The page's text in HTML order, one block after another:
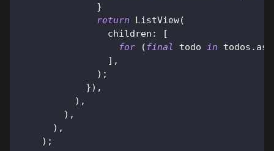
}
return
ListView(
                children
:
[
for
( final todo in todos .
] ,
) ;
}) ,
) ,
) ,
) ,
) ;